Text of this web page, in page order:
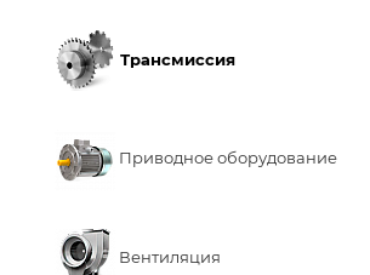
Трансмиссия
Приводное оборудование
Вентиляция